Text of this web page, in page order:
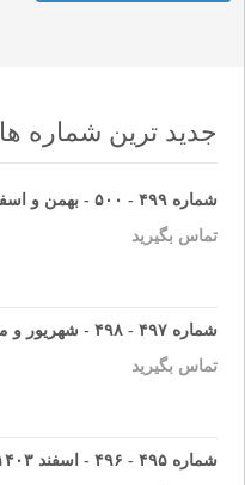
جدید ترین شماره ها
شماره ۴۹۹ - ۵۰۰ - بهمن و اسفند ماه ۱۴۰۴
تماس بگیرید
شماره ۴۹۷ - ۴۹۸ - شهریور و مهرماه ۱۴۰۴
تماس بگیرید
شماره ۴۹۵ - ۴۹۶ - اسفند ۱۴۰۳ و فروردین ۱۴۰۴